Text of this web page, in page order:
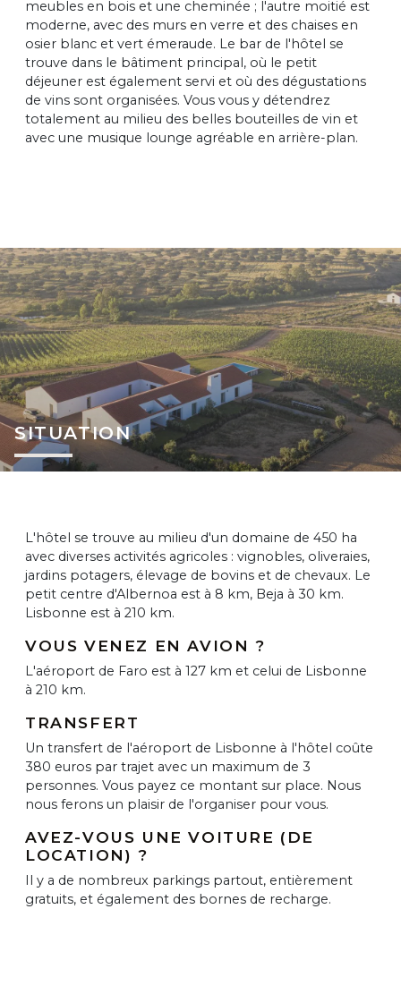
meubles en bois et une cheminée ; l'autre moitié est
moderne, avec des murs en verre et des chaises en
osier blanc et vert émeraude. Le bar de l'hôtel se
trouve dans le bâtiment principal, où le petit
déjeuner est également servi et où des dégustations
de vins sont organisées. Vous vous y détendrez
totalement au milieu des belles bouteilles de vin et
avec une musique lounge agréable en arrière-plan.
SITUATION
L'hôtel se trouve au milieu d'un domaine de 450 ha
avec diverses activités agricoles : vignobles, oliveraies,
jardins potagers, élevage de bovins et de chevaux. Le
petit centre d'Albernoa est à 8 km, Beja à 30 km.
Lisbonne est à 210 km.
VOUS VENEZ EN AVION ?
L'aéroport de Faro est à 127 km et celui de Lisbonne
à 210 km.
TRANSFERT
Un transfert de l'aéroport de Lisbonne à l'hôtel coûte
380 euros par trajet avec un maximum de 3
personnes. Vous payez ce montant sur place. Nous
nous ferons un plaisir de l'organiser pour vous.
AVEZ-VOUS UNE VOITURE (DE
LOCATION) ?
Il y a de nombreux parkings partout, entièrement
gratuits, et également des bornes de recharge.